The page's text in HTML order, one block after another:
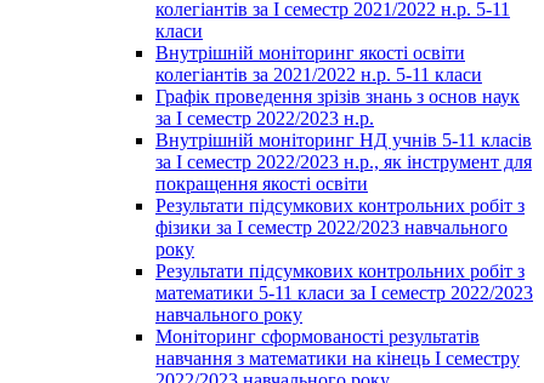
колегіантів за І семестр 2021/2022 н.р. 5-11
класи
Внутрішній моніторинг якості освіти
колегіантів за 2021/2022 н.р. 5-11 класи
Графік проведення зрізів знань з основ наук
за І семестр 2022/2023 н.р.
Внутрішній моніторинг НД учнів 5-11 класів
за І семестр 2022/2023 н.р., як інструмент для
покращення якості освіти
Результати підсумкових контрольних робіт з
фізики за І семестр 2022/2023 навчального
року
Результати підсумкових контрольних робіт з
математики 5-11 класи за І семестр 2022/2023
навчального року
Моніторинг сформованості результатів
навчання з математики на кінець І семестру